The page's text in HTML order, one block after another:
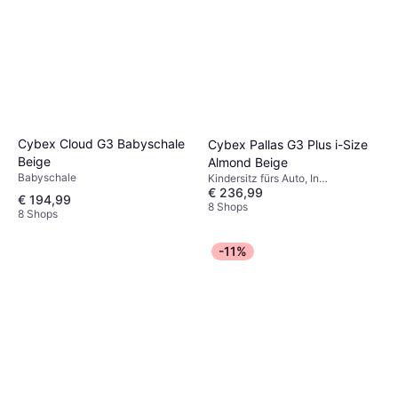
Cybex Cloud G3 Babyschale
Beige
Babyschale
€ 194,99
8 Shops
Cybex Pallas G3 Plus i-Size
Almond Beige
Kindersitz fürs Auto, In
Fahrtrichtung, i-Size
€ 236,99
8 Shops
-11%